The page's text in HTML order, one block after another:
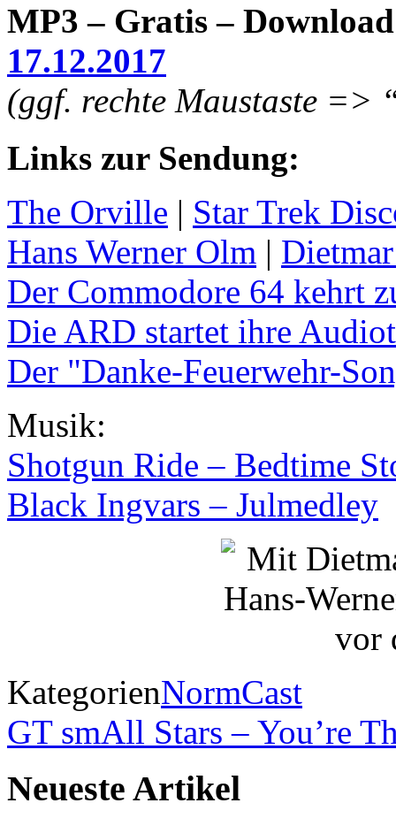
MP3 – Gratis –
17.12.2017
(ggf. rechte Maustaste
Links zur Sendung:
The Orville | Star Trek
Hans Werner Olm |
Der Commodore 64 kehrt
Die ARD startet ihre
Der "Danke-Feuerwehr-
Musik:
Shotgun Ride – Bedtime
Black Ingvars – Julmedley
KategorienNormCast
GT smAll Stars – You’re
Neueste Artikel